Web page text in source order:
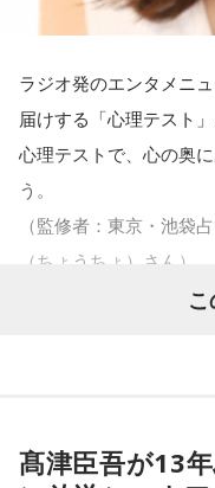
ていかないとダメなの
ただ、あれだけケガ人
ーができて、グループ
いうのは今までなかっ
実ですね。
藤木：そんな日本代表
音声コンテンツプラッ
この心理テストでわか
とっさに握りしめたも
とする「本当に大切な
られない極限の場面で
が表に出るのです。
【解答】
1．鳩のぬいぐるみ……
持ち主です。ただ、自
てください。
ラジオ発のエンタメニ
届けする「心理テスト
心理テストで、心の奥
う。
（監修者：東京・池袋
（ちょうちょ）さん）
び込んできました。
髙津臣吾が13